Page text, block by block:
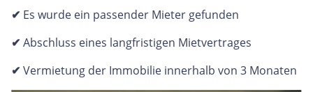
✔ Es wurde ein passender Mieter gefunden
✔ Abschluss eines langfristigen Mietvertrages
✔ Vermietung der Immobilie innerhalb von 3 Monaten